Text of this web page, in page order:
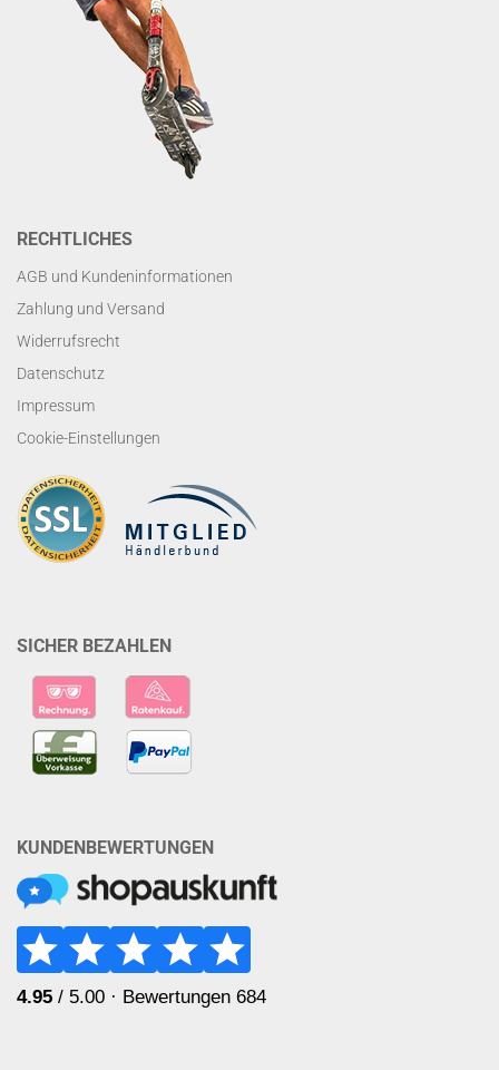
RECHTLICHES
AGB und Kundeninformationen
Zahlung und Versand
Widerrufsrecht
Datenschutz
Impressum
Cookie-Einstellungen
SICHER BEZAHLEN
KUNDENBEWERTUNGEN